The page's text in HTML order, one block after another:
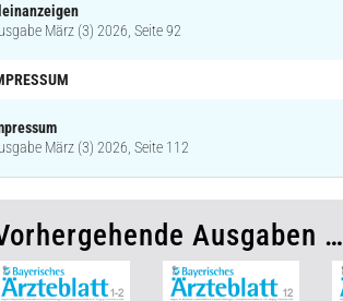
März (3) 2026, Seite 92
März (3) 2026, Seite 112
Ausgaben …